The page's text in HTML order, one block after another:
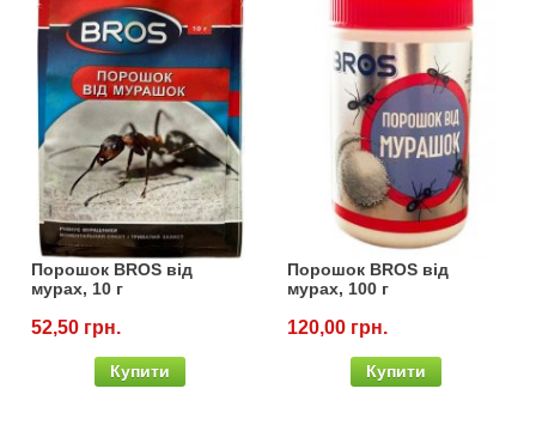
Порошок BROS від
мурах, 10 г
52,50 грн.
Купити
Порошок BROS від
мурах, 100 г
120,00 грн.
Купити